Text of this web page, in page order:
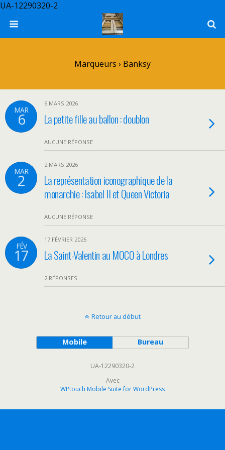
UA-12290320-2
Marqueurs › Banksy
MAR
6
6 MARS 2026
La petite fille au ballon : doublon
AUCUNE RÉPONSE
MAR
2
2 MARS 2026
La représentation iconographique de la
monarchie : Isabel II et Queen Victoria
AUCUNE RÉPONSE
FÉV
17
17 FÉVRIER 2026
La Saint-Valentin au MOCO à Londres
2 RÉPONSES
Retour au début
Mobile Bureau
UA-12290320-2
Avec
WPtouch Mobile Suite for WordPress